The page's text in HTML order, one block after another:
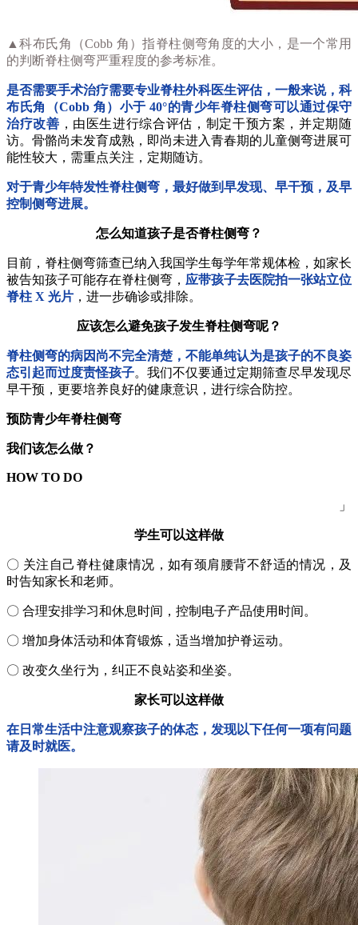
▲科布氏角（Cobb 角）指脊柱侧弯角度的大小，是一个常用
的判断脊柱侧弯严重程度的参考标准。
是否需要手术治疗需要专业脊柱外科医生评估，一般来说，科
布氏角（Cobb 角）小于 40°的青少年脊柱侧弯可以通过保守
治疗改善 ，由医生进行综合评估，制定干预方案，并定期随
访。骨骼尚未发育成熟，即尚未进入青春期的儿童侧弯进展可
能性较大，需重点关注，定期随访。
对于青少年特发性脊柱侧弯，最好做到早发现、早干预，及早
控制侧弯进展。
怎么知道孩子是否脊柱侧弯？
目前，脊柱侧弯筛查已纳入我国学生每学年常规体检，如家长
被告知孩子可能存在脊柱侧弯， 应带孩子去医院拍一张站立位
脊柱 X 光片 ，进一步确诊或排除。
应该怎么避免孩子发生脊柱侧弯呢？
脊柱侧弯的病因尚不完全清楚，不能单纯认为是孩子的不良姿
态引起而过度责怪孩子。我们不仅要通过定期筛查尽早发现尽
早干预，更要培养良好的健康意识，进行综合防控。
预防青少年脊柱侧弯
我们该怎么做？
HOW TO DO
」
学生可以这样做
〇 关注自己脊柱健康情况，如有颈肩腰背不舒适的情况，及
时告知家长和老师。
〇 合理安排学习和休息时间，控制电子产品使用时间。
〇 增加身体活动和体育锻炼，适当增加护脊运动。
〇 改变久坐行为，纠正不良站姿和坐姿。
家长可以这样做
在日常生活中注意观察孩子的体态，发现以下任何一项有问题
请及时就医。